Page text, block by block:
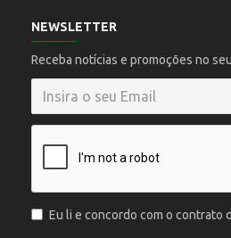
NEWSLETTER
Receba notícias e promoções no
Eu li e concordo com o contrato